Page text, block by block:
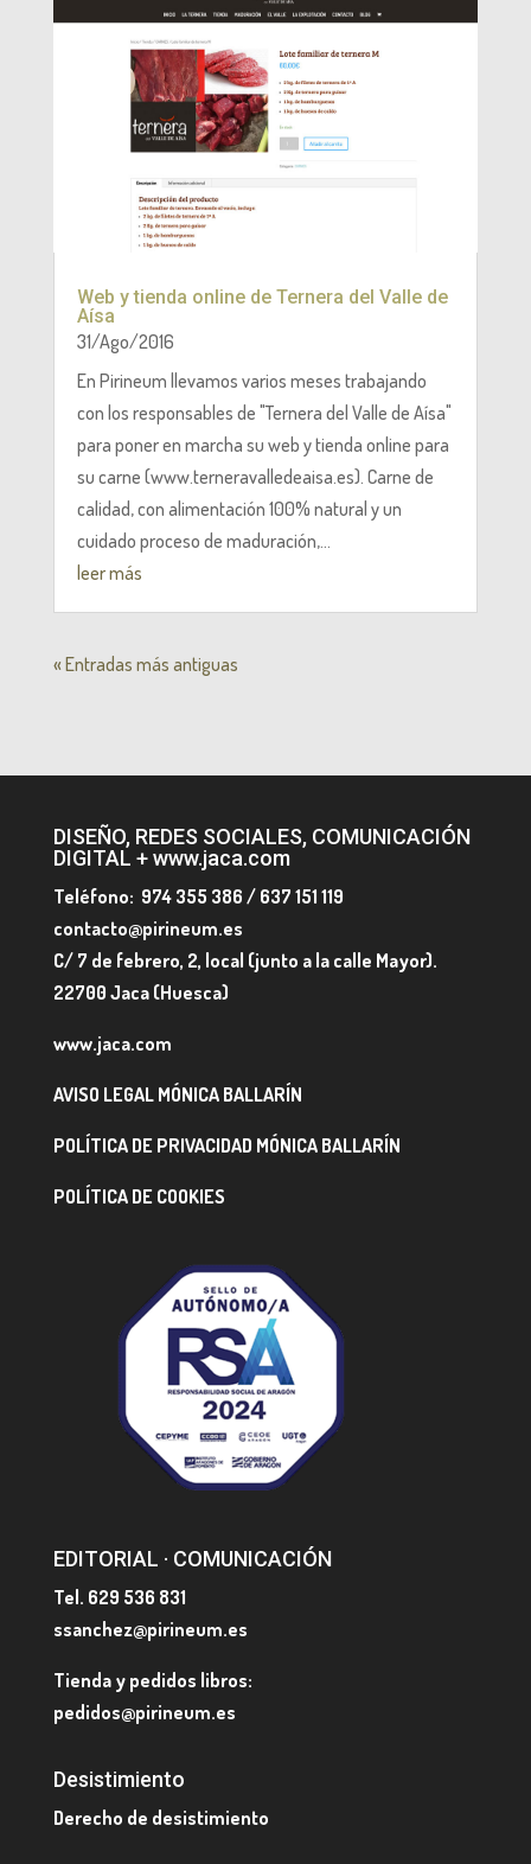
Web y tienda online de Ternera del Valle de
Aísa
31/Ago/2016
En Pirineum llevamos varios meses trabajando
con los responsables de "Ternera del Valle de Aísa"
para poner en marcha su web y tienda online para
su carne (www.terneravalledeaisa.es). Carne de
calidad, con alimentación 100% natural y un
cuidado proceso de maduración,...
leer más
« Entradas más antiguas
DISEÑO, REDES SOCIALES, COMUNICACIÓN
DIGITAL + www.jaca.com
Teléfono: 974 355 386 / 637 151 119
contacto@pirineum.es
C/ 7 de febrero, 2, local (junto a la calle Mayor).
22700 Jaca (Huesca)
www.jaca.com
AVISO LEGAL MÓNICA BALLARÍN
POLÍTICA DE PRIVACIDAD MÓNICA BALLARÍN
POLÍTICA DE COOKIES
EDITORIAL · COMUNICACIÓN
Tel. 629 536 831
ssanchez@pirineum.es
Tienda y pedidos libros:
pedidos@pirineum.es
Desistimiento
Derecho de desistimiento